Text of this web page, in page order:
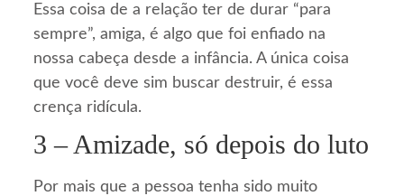
Essa coisa de a relação ter de durar “para
sempre”, amiga, é algo que foi enfiado na
nossa cabeça desde a infância. A única coisa
que você deve sim buscar destruir, é essa
crença ridícula.
3 – Amizade, só depois do luto
Por mais que a pessoa tenha sido muito